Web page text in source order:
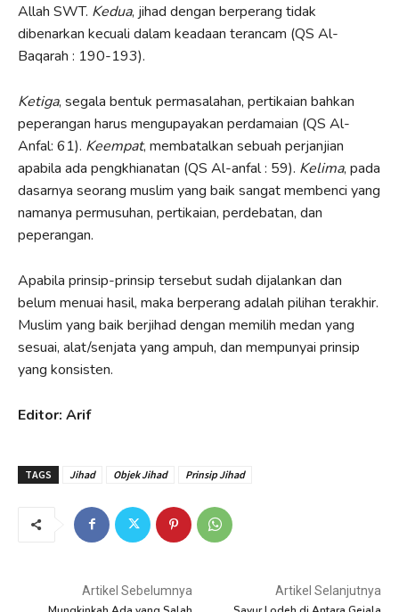
Allah SWT. Kedua, jihad dengan berperang tidak
dibenarkan kecuali dalam keadaan terancam (QS Al-
Baqarah : 190-193).
Ketiga, segala bentuk permasalahan, pertikaian bahkan
peperangan harus mengupayakan perdamaian (QS Al-
Anfal: 61). Keempat, membatalkan sebuah perjanjian
apabila ada pengkhianatan (QS Al-anfal : 59). Kelima, pada
dasarnya seorang muslim yang baik sangat membenci yang
namanya permusuhan, pertikaian, perdebatan, dan
peperangan.
Apabila prinsip-prinsip tersebut sudah dijalankan dan
belum menuai hasil, maka berperang adalah pilihan terakhir.
Muslim yang baik berjihad dengan memilih medan yang
sesuai, alat/senjata yang ampuh, dan mempunyai prinsip
yang konsisten.
Editor: Arif
TAGS Jihad Objek Jihad Prinsip Jihad
Artikel Sebelumnya
Artikel Selanjutnya